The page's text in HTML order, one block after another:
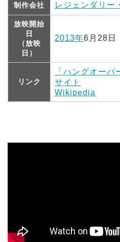
制作会社 レジェンダリー
放映開始
日
（放映
日）
2013年6月28日
リンク
「ハングオー
サイト
Wikipedia